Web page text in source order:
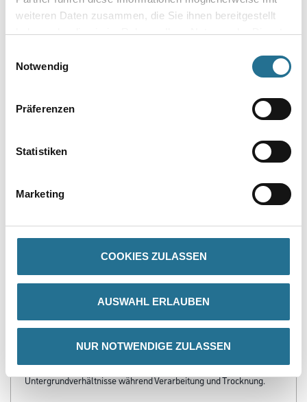
weiteren Daten zusammen, die Sie ihnen bereitgestellt
haben oder die sie im Rahmen Ihrer Nutzung der Dienste
Notwendig
Präferenzen
Statistiken
Marketing
COOKIES ZULASSEN
AUSWAHL ERLAUBEN
NUR NOTWENDIGE ZULASSEN
Zur Farbauswahl für Ihren Wunschfarbton
- Optimale Deckkraft
- Besonders leicht zu verarbeiten
- Optimales Oberflächenfinish
- Für sämtliche Wohn- und Arbeitsbereiche
- Frei von foggingaktiven Substanzen
Verarbeitungstemp./Luftfeuchte
Zwischen + 5 °C und + 30 °C für alle Luft- und
Untergrundverhältnisse während Verarbeitung und Trocknung.